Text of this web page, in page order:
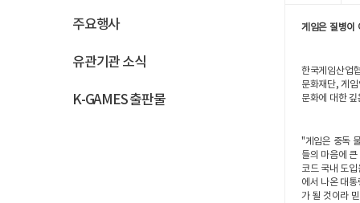
주요행사
유관기관 소식
K-GAMES 출판물
게임은 질병이
한국게임산업
문화재단, 게
문화에 대한
"게임은 중독
들의 마음에
코드 국내 도
에서 나온 대
가 될 것이라